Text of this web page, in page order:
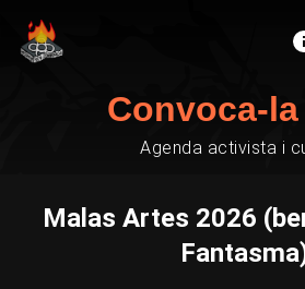
Convoca-la
Agenda activista i
Malas Artes 2026